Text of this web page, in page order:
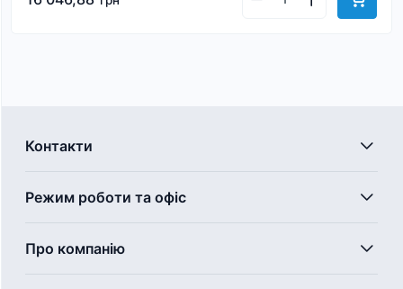
Контакти
Режим роботи та офіс
Про компанію